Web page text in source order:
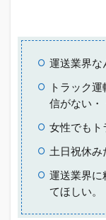
運送業界な
トラック
信がない・
女性でもト
土日祝休み
運送業界に
てほしい。